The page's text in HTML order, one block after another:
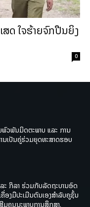
ດ ໃຈຮ້າຍຈົກປືນຍິງ
0
ພົວພັນມິດຕະພາບ ແລະ ການ
ເປັນຄູ່ຮ່ວມຍຸດທະສາດຮອບ
ະ ກິລາ ຮ່ວມກັບລັດຖະບານອົດ
ອງມືປະເມີນຕົນເອງສຳລັບຄູຊັ້ນ
ມຄຸນນະພາບການສຶກສາ.